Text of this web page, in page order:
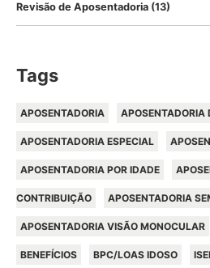
Revisão de Aposentadoria (13)
Tags
APOSENTADORIA APOSENTADORIA
APOSENTADORIA ESPECIAL
APOSENTADORIA POR IDADE
CONTRIBUIÇÃO APOSENTADORIA
APOSENTADORIA VISÃO MONOCULAR
BENEFÍCIOS BPC/LOAS IDOSO